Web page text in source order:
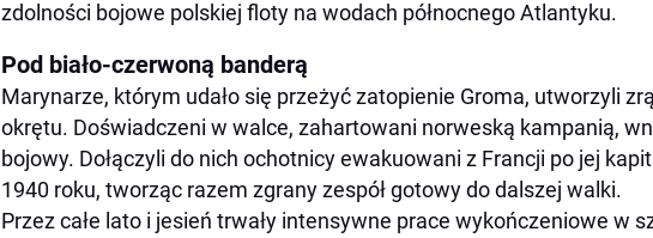
zdolności bojowe polskiej floty na wodach północnego Atlantyku.
Pod biało-czerwoną banderą
Marynarze, którym udało się przeżyć zatopienie Groma, utworzyli
okrętu. Doświadczeni w walce, zahartowani norweską kampanią,
bojowy. Dołączyli do nich ochotnicy ewakuowani z Francji po jej
1940 roku, tworząc razem zgrany zespół gotowy do dalszej walki.
Przez całe lato i jesień trwały intensywne prace wykończeniowe w